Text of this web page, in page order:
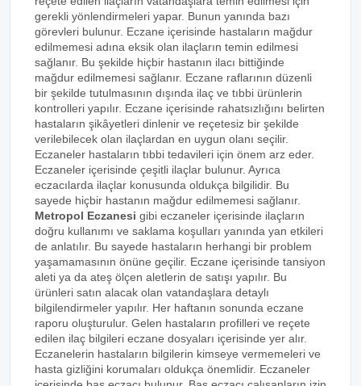
gerekli yönlendirmeleri yapar. Bunun yanında bazı
görevleri bulunur. Eczane içerisinde hastaların mağdur
edilmemesi adına eksik olan ilaçların temin edilmesi
sağlanır. Bu şekilde hiçbir hastanın ilacı bittiğinde
mağdur edilmemesi sağlanır. Eczane raflarının düzenli
bir şekilde tutulmasının dışında ilaç ve tıbbi ürünlerin
kontrolleri yapılır. Eczane içerisinde rahatsızlığını belirten
hastaların şikâyetleri dinlenir ve reçetesiz bir şekilde
verilebilecek olan ilaçlardan en uygun olanı seçilir.
Eczaneler hastaların tıbbi tedavileri için önem arz eder.
Eczaneler içerisinde çeşitli ilaçlar bulunur. Ayrıca
eczacılarda ilaçlar konusunda oldukça bilgilidir. Bu
sayede hiçbir hastanın mağdur edilmemesi sağlanır.
Metropol Eczanesi gibi eczaneler içerisinde ilaçların
doğru kullanımı ve saklama koşulları yanında yan etkileri
de anlatılır. Bu sayede hastaların herhangi bir problem
yaşamamasının önüne geçilir. Eczane içerisinde tansiyon
aleti ya da ateş ölçen aletlerin de satışı yapılır. Bu
ürünleri satın alacak olan vatandaşlara detaylı
bilgilendirmeler yapılır. Her haftanın sonunda eczane
raporu oluşturulur. Gelen hastaların profilleri ve reçete
edilen ilaç bilgileri eczane dosyaları içerisinde yer alır.
Eczanelerin hastaların bilgilerin kimseye vermemeleri ve
hasta gizliğini korumaları oldukça önemlidir. Eczaneler